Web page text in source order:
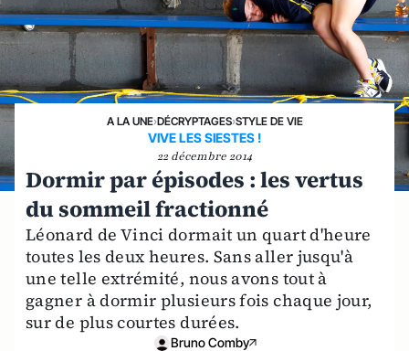
A LA UNE›DÉCRYPTAGES›STYLE DE VIE
VIVE LES SIESTES !
22 décembre 2014
Dormir par épisodes : les vertus
du sommeil fractionné
Léonard de Vinci dormait un quart d'heure
toutes les deux heures. Sans aller jusqu'à
une telle extrémité, nous avons tout à
gagner à dormir plusieurs fois chaque jour,
sur de plus courtes durées.
Bruno Comby